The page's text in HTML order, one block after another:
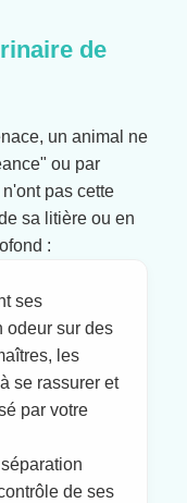
de
un animal ne
ou par
pas cette
sa litière ou en
:
ses
odeur sur des
les
se rassurer et
par votre
de ses